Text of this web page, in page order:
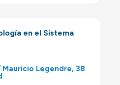
en el Sistema
Mauricio Legendre, 38